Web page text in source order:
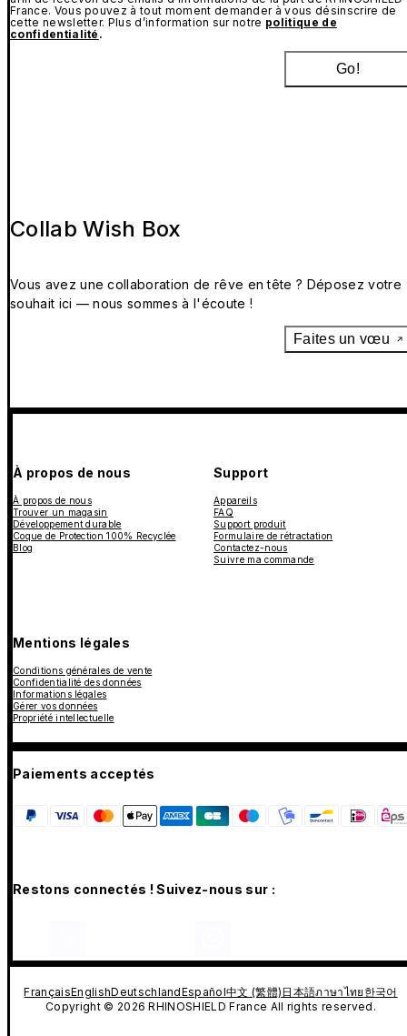
France. Vous pouvez à tout moment demander à vous désinscrire de
cette newsletter. Plus d’information sur notre politique de
confidentialité .
Go!
Collab Wish Box
Vous avez une collaboration de rêve en tête ? Déposez votre
souhait ici — nous sommes à l'écoute !
Faites un vœu
À propos de nous
À propos de nous
Trouver un magasin
Développement durable
Coque de Protection 100% Recyclée
Blog
Support
Appareils
FAQ
Support produit
Formulaire de rétractation
Contactez-nous
Suivre ma commande
Mentions légales
Conditions générales de vente
Confidentialité des données
Informations légales
Gérer vos données
Propriété intellectuelle
Paiements acceptés
Restons connectés ! Suivez-nous sur :
FrançaisEnglishDeutschlandEspañol中文 (繁體) 日本語ภาษาไทย 한국어
Copyright © 2026 RHINOSHIELD France All rights reserved.